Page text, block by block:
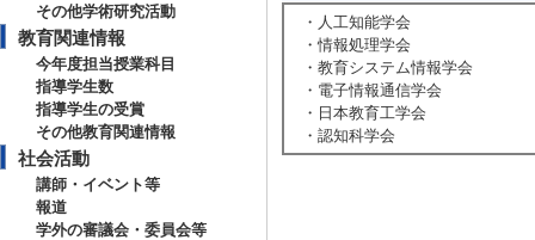
その他学術研究活動
教育関連情報
今年度担当授業科目
指導学生数
指導学生の受賞
その他教育関連情報
社会活動
講師・イベント等
報道
学外の審議会・委員会等
・人工知能学会
・情報処理学会
・教育システム情報学会
・電子情報通信学会
・日本教育工学会
・認知科学会